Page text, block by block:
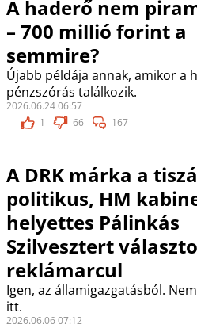
A haderő nem
– 700 millió forint a
semmire?
Újabb példája annak, amikor a
pénzszórás találkozik.
2026.06.24 06:57
1
66 167
A DRK márka a
politikus, HM
helyettes Pálinkás
Szilvesztert
reklámarcul
Igen, az államigazgatásból.
itt.
2026.06.06 07:12